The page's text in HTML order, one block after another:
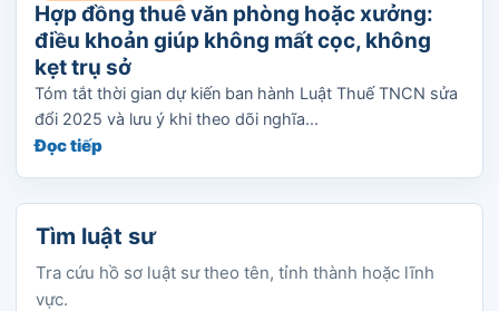
Hợp đồng thuê văn phòng hoặc xưởng:
điều khoản giúp không mất cọc, không
kẹt trụ sở
Tóm tắt thời gian dự kiến ban hành Luật Thuế TNCN sửa
đổi 2025 và lưu ý khi theo dõi nghĩa...
Đọc tiếp
Tìm luật sư
Tra cứu hồ sơ luật sư theo tên, tỉnh thành hoặc lĩnh
vực.